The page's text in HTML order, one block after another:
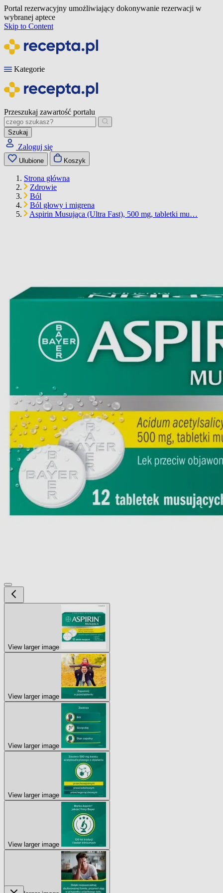
Portal rezerwacyjny umożliwiający dokonywanie rezerwacji w
wybranej aptece
Skip to Content
Kategorie
Przeszukaj zawartość portalu
Szukaj
Zaloguj się
Ulubione Koszyk
Strona główna
Zdrowie
Ból
Ból głowy i migrena
Aspirin Musująca (Ultra Fast), 500 mg, tabletki mu…
View larger image
View larger image
View larger image
View larger image
View larger image